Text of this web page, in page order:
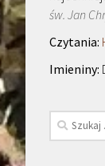
św. Jan
Szukaj: